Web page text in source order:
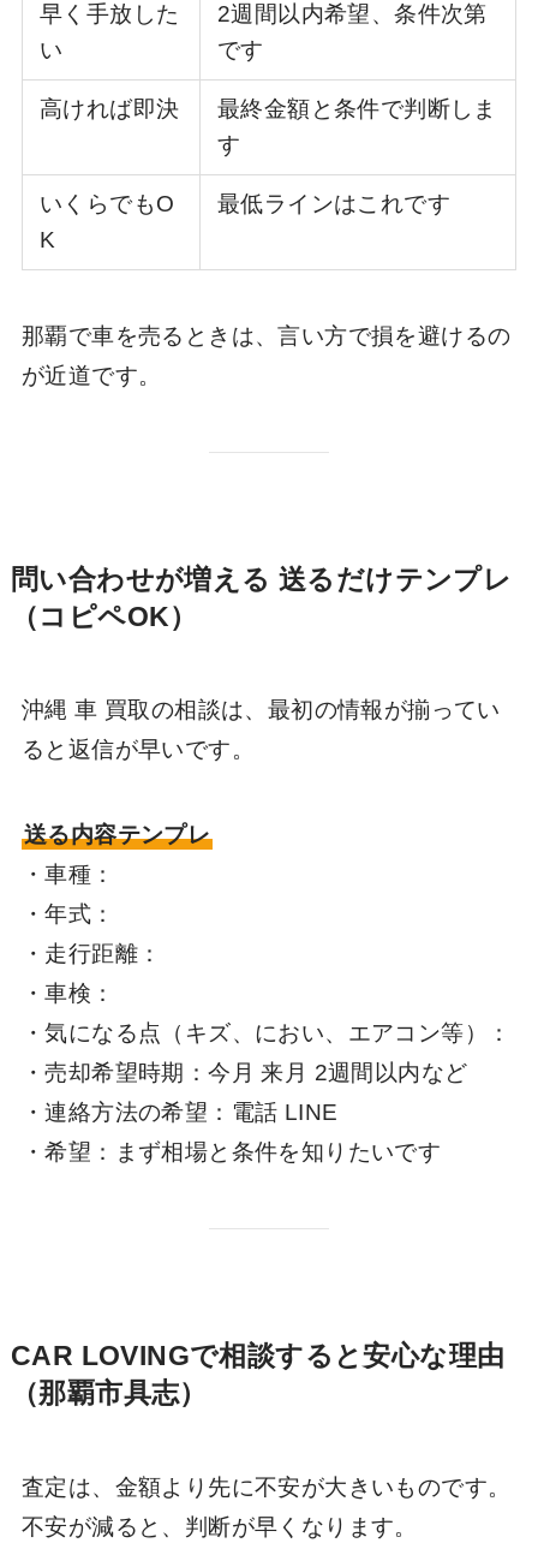
早く手放した
い
2週間以内希望、条件次第
です
高ければ即決
最終金額と条件で判断しま
す
いくらでもO
K
最低ラインはこれです
那覇で車を売るときは、言い方で損を避けるの
が近道です。
問い合わせが増える 送るだけテンプレ
（コピペOK）
沖縄 車 買取の相談は、最初の情報が揃ってい
ると返信が早いです。
送る内容テンプレ
・車種：
・年式：
・走行距離：
・車検：
・気になる点（キズ、におい、エアコン等）：
・売却希望時期：今月 来月 2週間以内など
・連絡方法の希望：電話 LINE
・希望：まず相場と条件を知りたいです
CAR LOVINGで相談すると安心な理由
（那覇市具志）
査定は、金額より先に不安が大きいものです。
不安が減ると、判断が早くなります。